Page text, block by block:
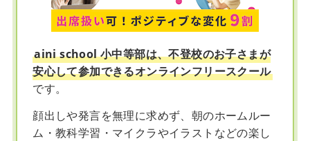
aini school 小中等部は、不登校のお子さまが
安心して参加できるオンラインフリースクール
です。
顔出しや発言を無理に求めず、朝のホームルー
ム・教科学習・マイクラやイラストなどの楽し